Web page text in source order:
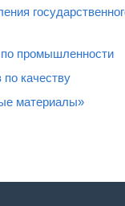
промышленности
качеству
материалы»